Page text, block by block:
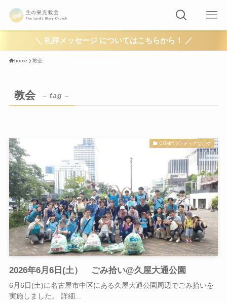
＼ 礼拝メッセージ についてはこちらから！ ／
home 教会
教会 – tag –
CGMボランティアなごや
2026年6月6日(土） ごみ拾い@久屋大通公園
6月6日(土)に名古屋市中区にある久屋大通公園周辺でごみ拾いを
実施しました。 詳細...